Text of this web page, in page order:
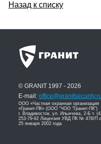
Назад к списку
© GRANIT 1997 - 2026
E-mail: office@granitsecurity.ru
ООО «Частная охранная организация
«Гранит-ПК» (ООО "ЧОО "Гранит-ПК")
г. Владивосток, ул. Ильичева, 2-Б т.
253-79-92 Лицензия УВД ПК № 478/П
25 января 2002 года